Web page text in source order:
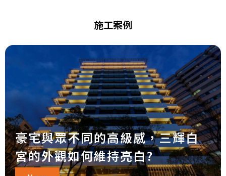
施工案例
豪宅與眾不同的高級感，三輝白
宮的外觀如何維持亮白?